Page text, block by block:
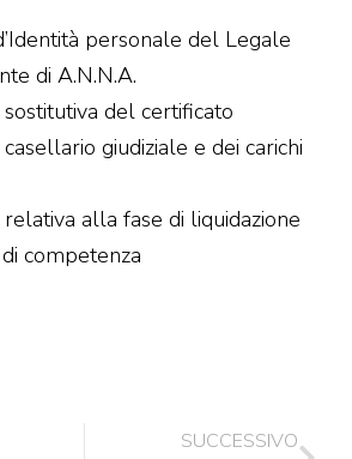
personale del Legale
di A.N.N.A.
sostitutiva del certificato
giudiziale e dei carichi
relativa alla fase di liquidazione
competenza
SUCCESSIVO